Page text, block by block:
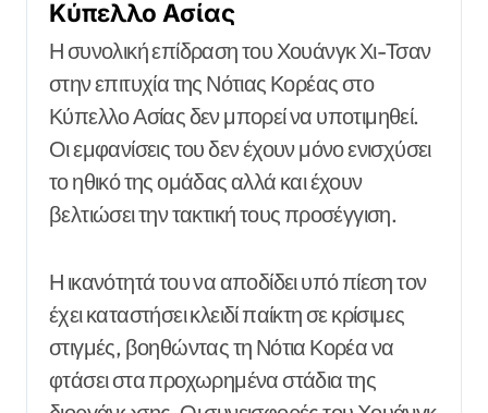
Κύπελλο Ασίας
Η συνολική επίδραση του Χουάνγκ Χι-Τσαν
στην επιτυχία της Νότιας Κορέας στο
Κύπελλο Ασίας δεν μπορεί να υποτιμηθεί.
Οι εμφανίσεις του δεν έχουν μόνο ενισχύσει
το ηθικό της ομάδας αλλά και έχουν
βελτιώσει την τακτική τους προσέγγιση.
Η ικανότητά του να αποδίδει υπό πίεση τον
έχει καταστήσει κλειδί παίκτη σε κρίσιμες
στιγμές, βοηθώντας τη Νότια Κορέα να
φτάσει στα προχωρημένα στάδια της